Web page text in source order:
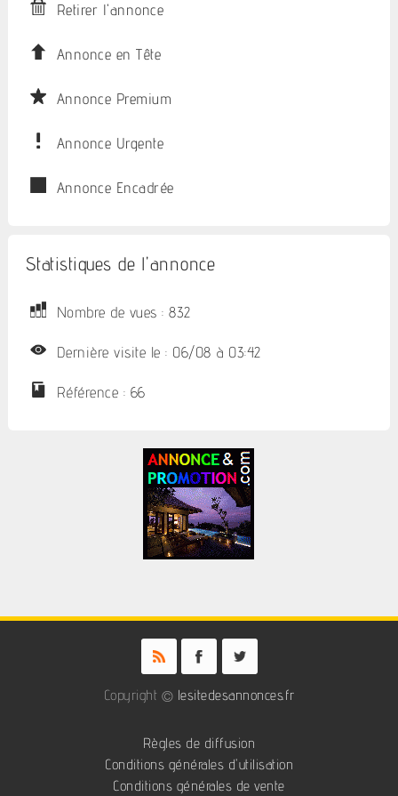
Retirer l'annonce
Annonce en Tête
Annonce Premium
Annonce Urgente
Annonce Encadrée
Statistiques de l'annonce
Nombre de vues : 832
Dernière visite le : 06/08 à 03:42
Référence : 66
Copyright © lesitedesannonces.fr
Règles de diffusion
Conditions générales d'utilisation
Conditions générales de vente